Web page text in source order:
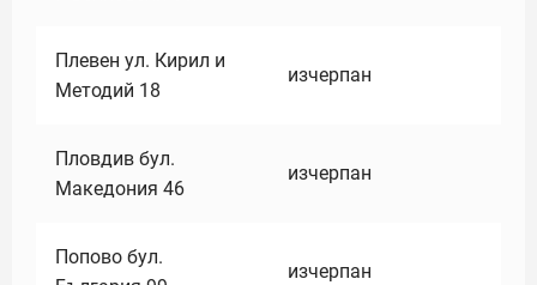
Плевен ул. Кирил и
Методий 18
изчерпан
Пловдив бул.
Македония 46
изчерпан
Попово бул.
изчерпан